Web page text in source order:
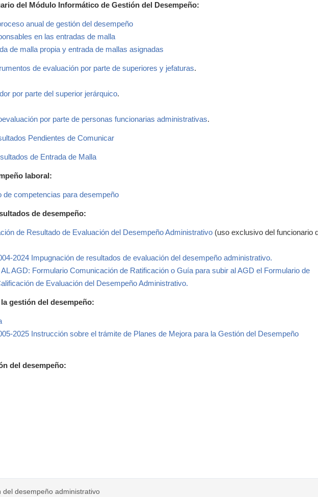
del Módulo Informático de Gestión del Desempeño:
anual de gestión del desempeño
en las entradas de malla
de malla propia y entrada de mallas asignadas
de evaluación por parte de superiores y jefaturas.
por parte del superior jerárquico.
por parte de personas funcionarias administrativas.
Pendientes de Comunicar
de Entrada de Malla
laboral:
de competencias para desempeño
de desempeño:
de Resultado de Evaluación del Desempeño Administrativo (uso exclusivo del funcionario
2024 Impugnación de resultados de evaluación del desempeño administrativo.
AGD: Formulario Comunicación de Ratificación o Guía para subir al AGD el Formulario de
de Evaluación del Desempeño Administrativo.
gestión del desempeño:
2025 Instrucción sobre el trámite de Planes de Mejora para la Gestión del Desempeño
del desempeño:
del desempeño administrativo